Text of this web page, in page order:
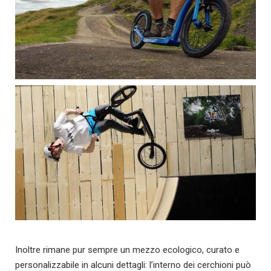
Inoltre rimane pur sempre un mezzo ecologico, curato e
personalizzabile in alcuni dettagli: l’interno dei cerchioni può